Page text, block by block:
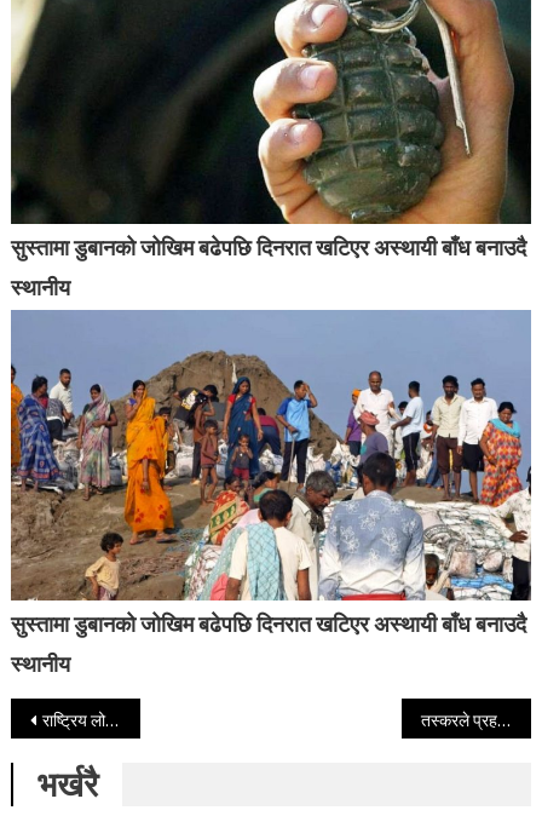
सुस्तामा डुबानको जोखिम बढेपछि दिनरात खटिएर अस्थायी बाँध बनाउदै
स्थानीय
सुस्तामा डुबानको जोखिम बढेपछि दिनरात खटिएर अस्थायी बाँध बनाउदै
स्थानीय
Post navigation
राष्ट्रिय लोक साहित्य पुरस्कार बन्धुलाई तस्करले प्रहरीलार्इ कुटपिट गरी हातहतियार खोसेर लगे
भर्खरै